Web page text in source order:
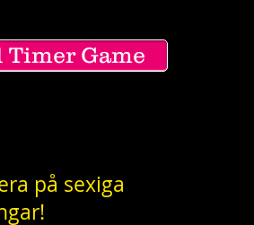
Game
på sexiga